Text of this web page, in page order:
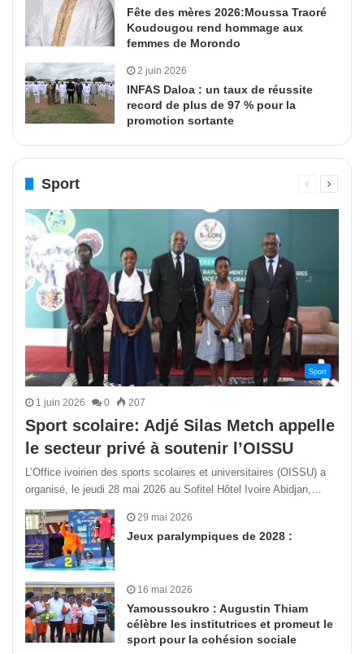
Fête des mères 2026:Moussa Traoré
Koudougou rend hommage aux
femmes de Morondo
2 juin 2026
INFAS Daloa : un taux de réussite
record de plus de 97 % pour la
promotion sortante
Sport
PagePage
Sport
1 juin 2026 0 207
Sport scolaire: Adjé Silas Metch appelle
le secteur privé à soutenir l’OISSU
L’Office ivoirien des sports scolaires et universitaires (OISSU) a
organisé, le jeudi 28 mai 2026 au Sofitel Hôtel Ivoire Abidjan,…
29 mai 2026
Jeux paralympiques de 2028 :
16 mai 2026
Yamoussoukro : Augustin Thiam
célèbre les institutrices et promeut le
sport pour la cohésion sociale